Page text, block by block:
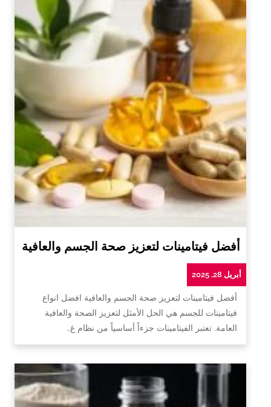
أفضل فيتامينات لتعزيز صحة الجسم والعافية
أبريل 28, 2025
أفضل فيتامينات لتعزيز صحة الجسم والعافية افضل انواع
فيتامينات للجسم هي الحل الأمثل لتعزيز الصحة والعافية
العامة. تعتبر الفيتامينات جزءاً أساسياً من نظام غ…